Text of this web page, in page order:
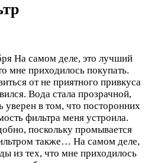
На самом деле, это лучший
мне приходилось покупать.
от не приятного привкуса
Вода стала прозрачной,
уверен в том, что посторонних
фильтра меня устроила.
поскольку промывается
также… На самом деле,
из тех, что мне приходилось